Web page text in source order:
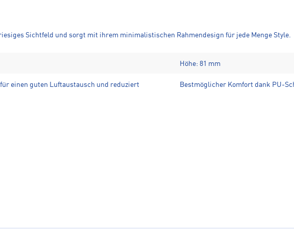
Sichtfeld und sorgt mit ihrem minimalistischen Rahmendesign für jede Menge Style.
Höhe: 81 mm
einen guten Luftaustausch und reduziert
Bestmöglicher Komfort dank PU-